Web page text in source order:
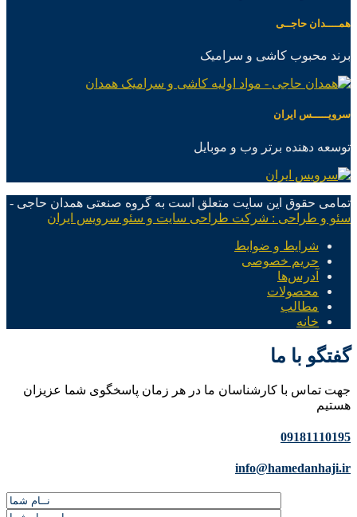
همــــدان حاجــی
برند محبوب کاشی و سرامیک
سرویـــــس ایران
توسعه دهنده برتر وب و موبایل
تمامی حقوق این سایت متعلق است به گروه صنعتی همدان حاجی -
سئو و طراحی : شرکت طراحی سایت و سئو سرویس ایران
شرایط و ضوابط
حریم خصوصی
آدرس‌ها
محصولات
مطالب
خانه
گفتگو با ما
جهت تماس با کارشناسان ما در هر زمان پاسخگوی شما عزیزان
هستیم
09181110195
info@hamedanhaji.ir